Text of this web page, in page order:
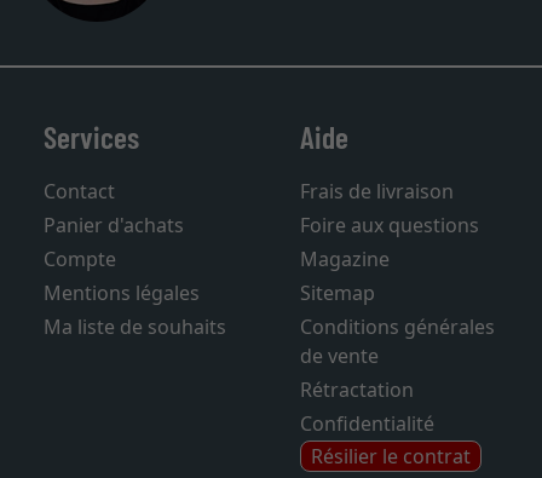
Services
Contact
Panier d'achats
Compte
Mentions légales
Ma liste de souhaits
Aide
Frais de livraison
Foire aux questions
Magazine
Sitemap
Conditions générales
de vente
Rétractation
Confidentialité
Résilier le contrat